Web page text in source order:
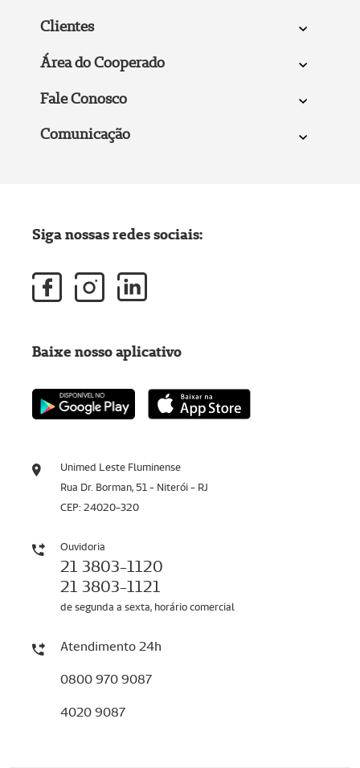
Clientes
Área do Cooperado
Fale Conosco
Comunicação
Unimed Leste Fluminense
Rua Dr. Borman, 51 - Niterói - RJ
CEP: 24020-320
Ouvidoria
21 3803-1120
21 3803-1121
de segunda a sexta, horário comercial
Atendimento 24h
0800 970 9087
4020 9087
Siga nossas redes sociais:
Baixe nosso aplicativo